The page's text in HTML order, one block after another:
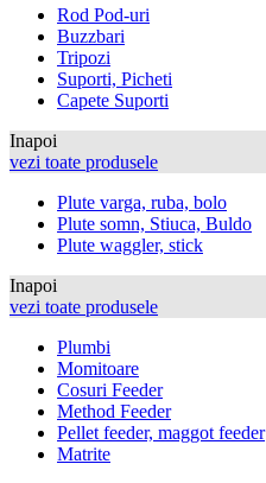
Rod Pod-uri
Buzzbari
Tripozi
Suporti, Picheti
Capete Suporti
Inapoi
vezi toate produsele
Plute varga, ruba, bolo
Plute somn, Stiuca, Buldo
Plute waggler, stick
Inapoi
vezi toate produsele
Plumbi
Momitoare
Cosuri Feeder
Method Feeder
Pellet feeder, maggot feeder
Matrite